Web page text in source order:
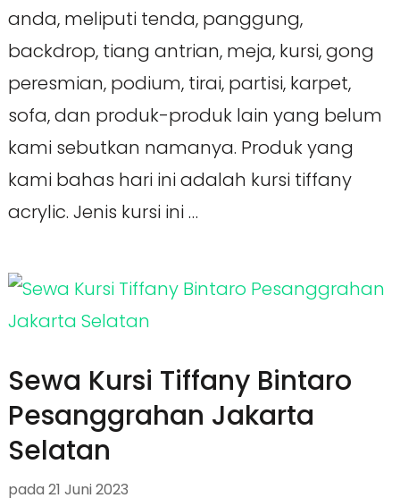
anda, meliputi tenda, panggung,
backdrop, tiang antrian, meja, kursi, gong
peresmian, podium, tirai, partisi, karpet,
sofa, dan produk-produk lain yang belum
kami sebutkan namanya. Produk yang
kami bahas hari ini adalah kursi tiffany
acrylic. Jenis kursi ini …
Sewa Kursi Tiffany Bintaro
Pesanggrahan Jakarta
Selatan
pada 21 Juni 2023